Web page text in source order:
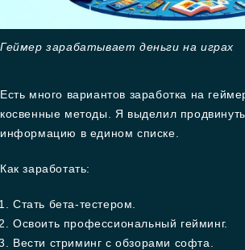
Геймер зарабатывает деньги на играх
Есть много вариантов заработка на
косвенные методы. Я выделил
информацию в едином списке.
Как заработать:
Стать бета-тестером.
Освоить профессиональный гейминг.
Вести стриминг с обзорами софта.